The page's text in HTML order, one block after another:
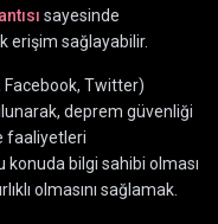
sayesinde
erişim sağlayabilir.
Facebook, Twitter)
deprem güvenliği
faaliyetleri
konuda bilgi sahibi olması
olmasını sağlamak.